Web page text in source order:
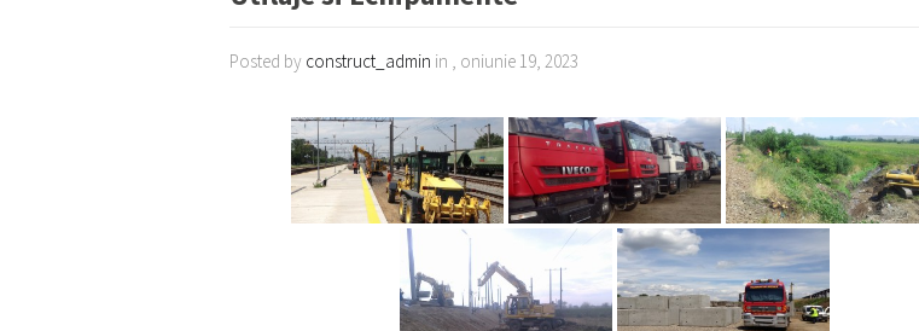
Posted by construct_admin in , oniunie 19, 2023